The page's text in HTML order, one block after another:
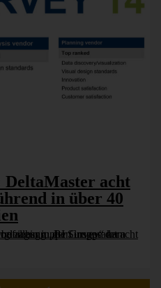
DeltaMaster acht
in über 40